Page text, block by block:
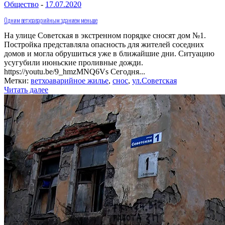
Общество - 17.07.2020
Одним ветхоаварийным зданием меньше
На улице Советская в экстренном порядке сносят дом №1.
Постройка представляла опасность для жителей соседних
домов и могла обрушиться уже в ближайшие дни. Ситуацию
усугубили июньские проливные дожди.
https://youtu.be/9_hmzMNQ6Vs Сегодня...
Метки: ветхоаварийное жилье, снос, ул.Советская
Читать далее